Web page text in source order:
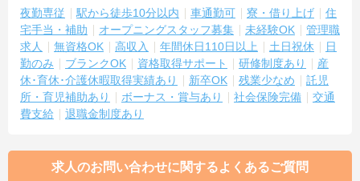
夜勤専従 駅から徒歩10分以内 車通勤可 寮・借り上げ
住
宅手当・補助
オープニングスタッフ募集 未経験OK
管理職
求人
無資格OK 高収入 年間休日110日以上 土日祝休
日
勤のみ
ブランクOK 資格取得サポート 研修制度あり
産
休･育休･介護休暇取得実績あり
新卒OK 残業少なめ
託児
所・育児補助あり
ボーナス・賞与あり 社会保険完備
交通
費支給
退職金制度あり
求人のお問い合わせに関するよくあるご質問